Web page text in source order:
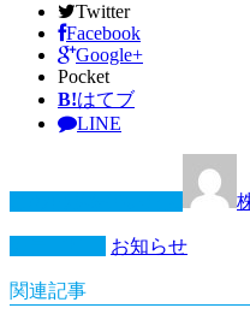
Twitter
Facebook
Google+
Pocket
B!はてブ
LINE
お知らせ
関連記事